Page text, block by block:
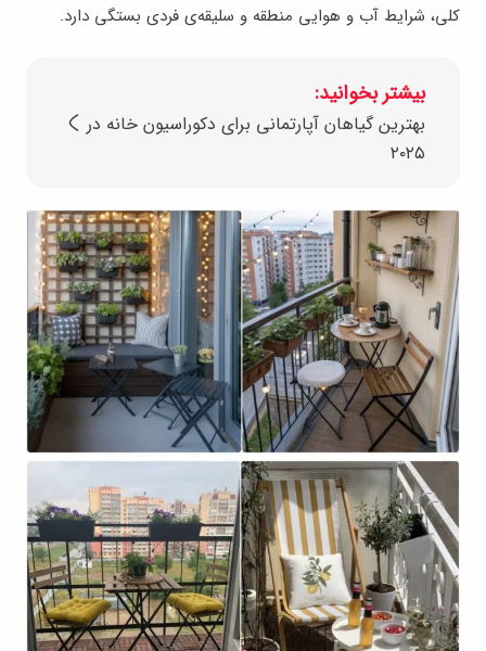
کلی، شرایط آب ‌و ‌هوایی منطقه و سلیقه‌ی فردی بستگی دارد.
بیشتر بخوانید:
بهترین گیاهان آپارتمانی برای دکوراسیون خانه در
۲۰۲۵